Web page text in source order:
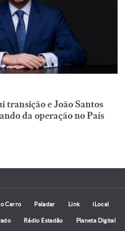
transição e João Santos
da operação no País
Carro Paladar Link iLocal
Rádio Estadão Planeta Digital